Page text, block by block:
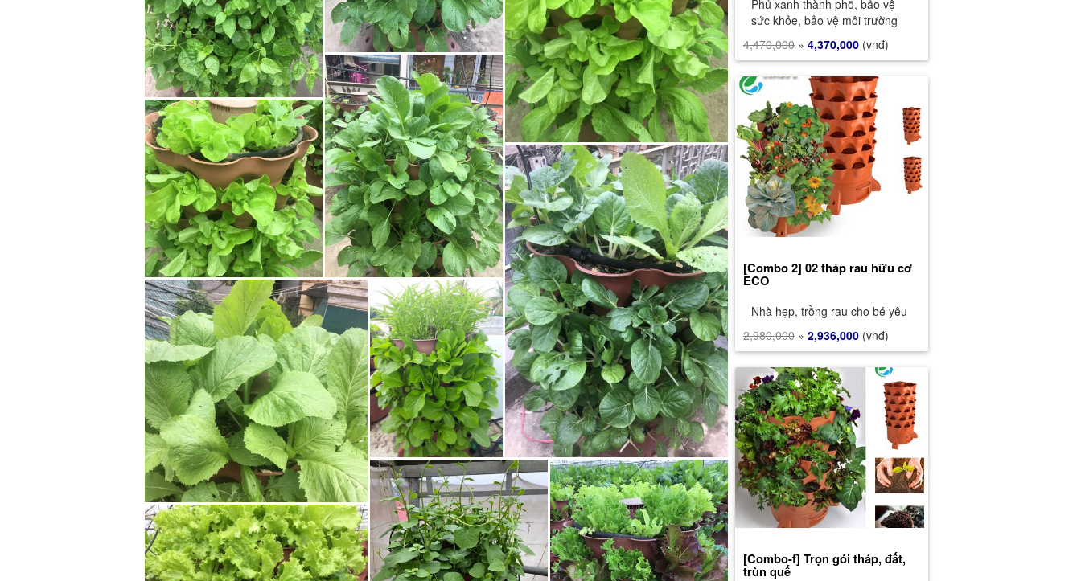
Phủ xanh thành phố, bảo vệ
sức khỏe, bảo vệ môi trường
4,470,000 » 4,370,000 (vnđ)
[Combo 2] 02 tháp rau hữu cơ
ECO
Nhà hẹp, trồng rau cho bé yêu
2,980,000 » 2,936,000 (vnđ)
[Combo-f] Trọn gói tháp, đất,
trùn quế